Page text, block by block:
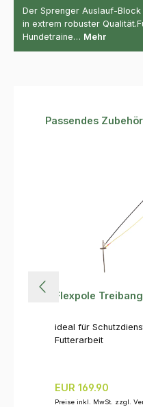
Der Sprenger Auslauf-
in extrem robuster
Hundetraine… Mehr
Produktgalerie
Passendes Zubehör
Flexpole
ideal für
Futterarbeit
Regulärer Preis:
EUR 169.90
Preise inkl. MwSt. zzgl.